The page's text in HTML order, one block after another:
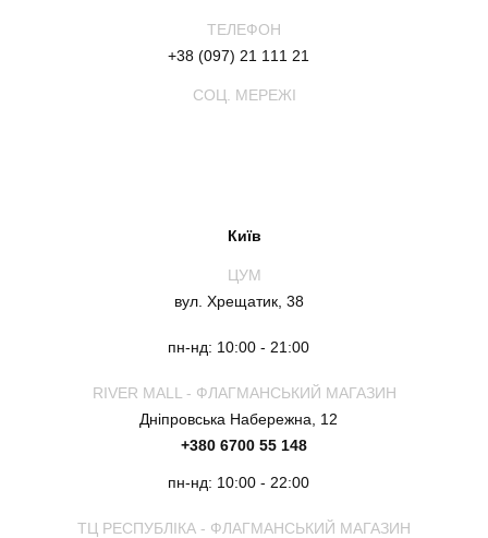
ТЕЛЕФОН
+38 (097) 21 111 21
СОЦ. МЕРЕЖІ
Київ
ЦУМ
вул. Хрещатик, 38
пн-нд: 10:00 - 21:00
RIVER MALL - ФЛАГМАНСЬКИЙ МАГАЗИН
Дніпровська Набережна, 12
+380 6700 55 148
пн-нд: 10:00 - 22:00
ТЦ РЕСПУБЛІКА - ФЛАГМАНСЬКИЙ МАГАЗИН